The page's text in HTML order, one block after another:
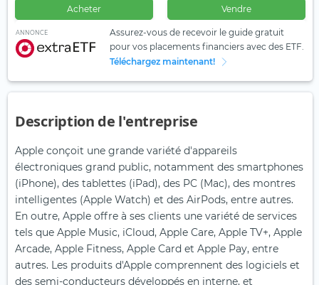
Acheter Vendre
ANNONCE
Assurez-vous de recevoir le guide gratuit
pour vos placements financiers avec des ETF.
Téléchargez maintenant!
Description de l'entreprise
Apple conçoit une grande variété d'appareils
électroniques grand public, notamment des smartphones
(iPhone), des tablettes (iPad), des PC (Mac), des montres
intelligentes (Apple Watch) et des AirPods, entre autres.
En outre, Apple offre à ses clients une variété de services
tels que Apple Music, iCloud, Apple Care, Apple TV+, Apple
Arcade, Apple Fitness, Apple Card et Apple Pay, entre
autres. Les produits d'Apple comprennent des logiciels et
des semi-conducteurs développés en interne, et